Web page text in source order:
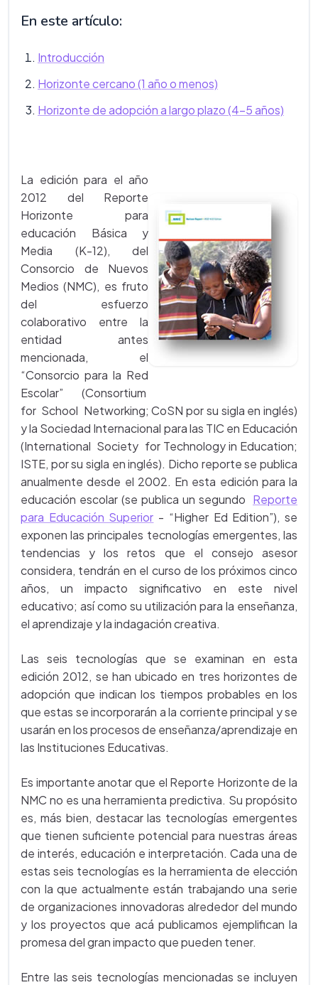
En este artículo:
Introducción
Horizonte cercano (1 año o menos)
Horizonte de adopción a largo plazo (4-5 años)
La edición para el año
2012 del Reporte
Horizonte para
educación Básica y
Media (K-12), del
Consorcio de Nuevos
Medios (NMC), es fruto
del esfuerzo
colaborativo entre la
entidad antes
mencionada, el
“Consorcio para la Red
Escolar” (Consortium
for School Networking; CoSN por su sigla en inglés)
y la Sociedad Internacional para las TIC en Educación
(International Society for Technology in Education;
ISTE, por su sigla en inglés). Dicho reporte se publica
anualmente desde el 2002. En esta edición para la
educación escolar (se publica un segundo Reporte
para Educación Superior - “Higher Ed Edition”), se
exponen las principales tecnologías emergentes, las
tendencias y los retos que el consejo asesor
considera, tendrán en el curso de los próximos cinco
años, un impacto significativo en este nivel
educativo; así como su utilización para la enseñanza,
el aprendizaje y la indagación creativa.
Las seis tecnologías que se examinan en esta
edición 2012, se han ubicado en tres horizontes de
adopción que indican los tiempos probables en los
que estas se incorporarán a la corriente principal y se
usarán en los procesos de enseñanza/aprendizaje en
las Instituciones Educativas.
Es importante anotar que el Reporte Horizonte de la
NMC no es una herramienta predictiva. Su propósito
es, más bien, destacar las tecnologías emergentes
que tienen suficiente potencial para nuestras áreas
de interés, educación e interpretación. Cada una de
estas seis tecnologías es la herramienta de elección
con la que actualmente están trabajando una serie
de organizaciones innovadoras alrededor del mundo
y los proyectos que acá publicamos ejemplifican la
promesa del gran impacto que pueden tener.
Entre las seis tecnologías mencionadas se incluyen